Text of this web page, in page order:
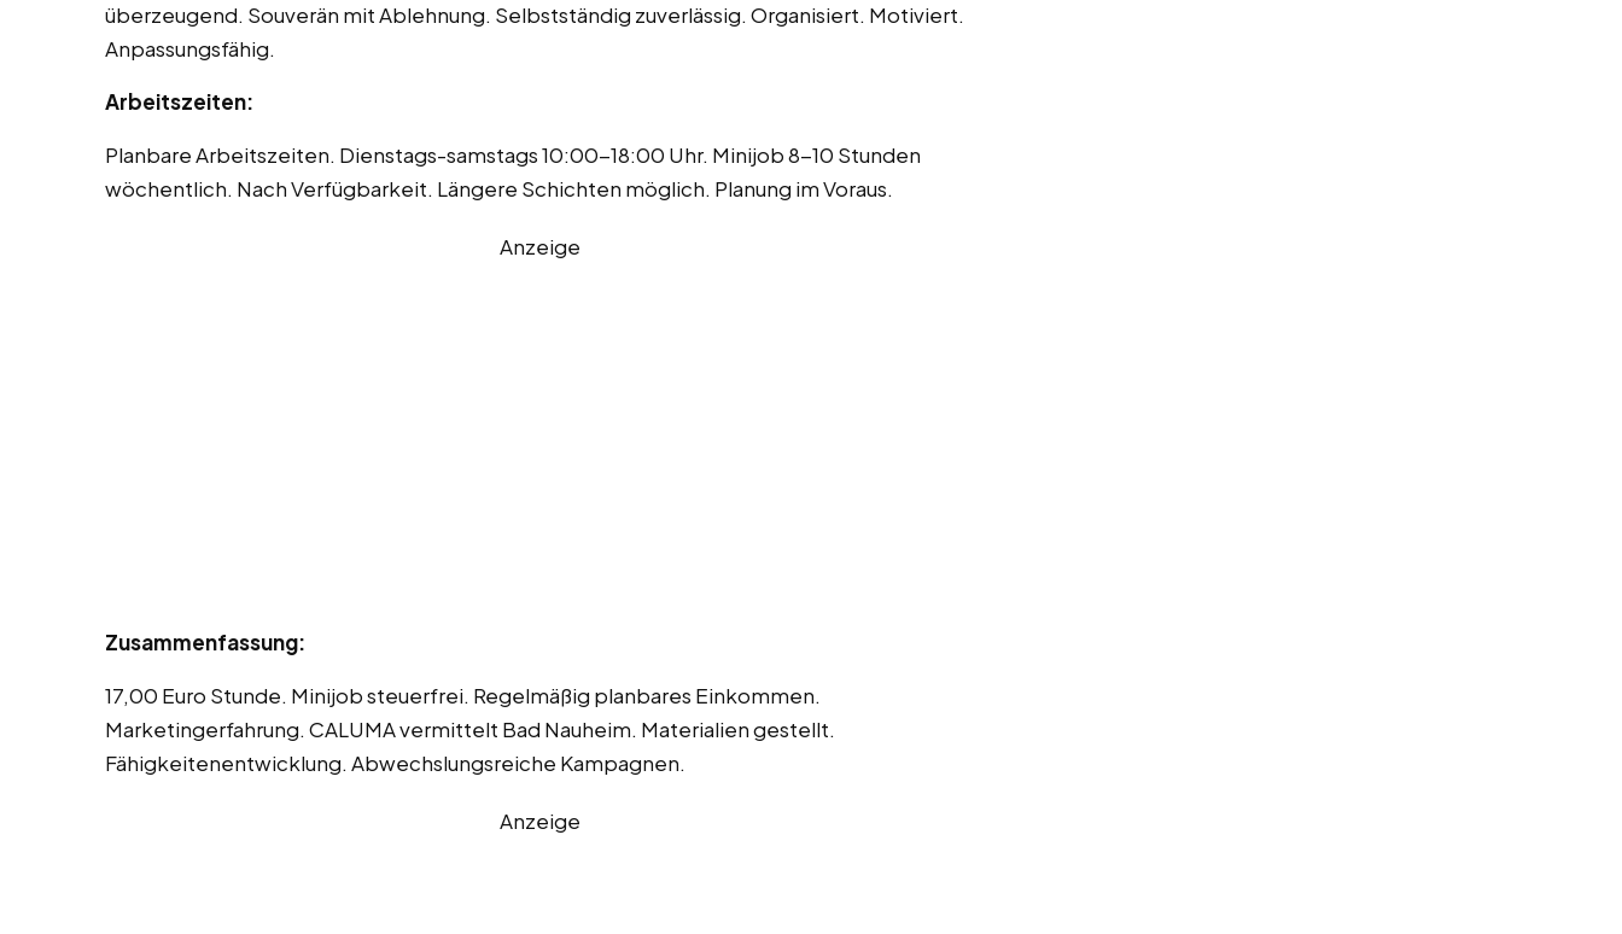
überzeugend. Souverän mit Ablehnung. Selbstständig zuverlässig. Organisiert. Motiviert.
Anpassungsfähig.
Arbeitszeiten:
Planbare Arbeitszeiten. Dienstags-samstags 10:00-18:00 Uhr. Minijob 8-10 Stunden
wöchentlich. Nach Verfügbarkeit. Längere Schichten möglich. Planung im Voraus.
Anzeige
Zusammenfassung:
17,00 Euro Stunde. Minijob steuerfrei. Regelmäßig planbares Einkommen.
Marketingerfahrung. CALUMA vermittelt Bad Nauheim. Materialien gestellt.
Fähigkeitenentwicklung. Abwechslungsreiche Kampagnen.
Anzeige